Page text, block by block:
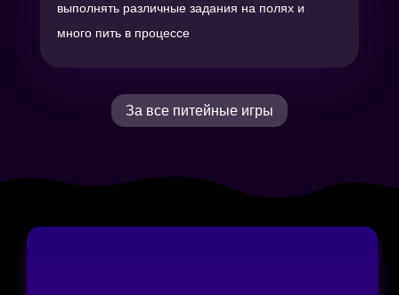
выполнять различные задания на полях и
много пить в процессе
За все питейные игры